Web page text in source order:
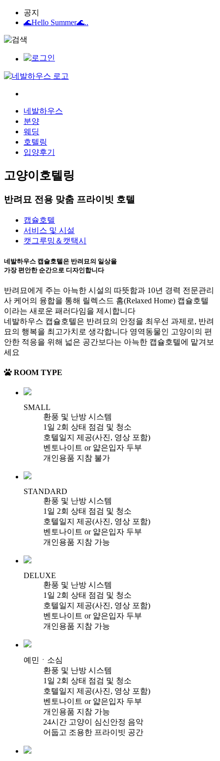
공지
🌊Hello Summer🌊..
네발하우스
분양
웨딩
호텔링
입양후기
고양이 호텔링
반려묘 전용 맞춤 프라이빗 호텔
캡슐호텔
서비스 및 시설
캣그루밍＆캣택시
네발하우스 캡슐호텔은 반려묘의 일상을
가장 편안한 순간으로 디자인합니다
반려묘에게 주는 아늑한 시설의 따뜻함과 10년 경력 전문관리
사 케어의 융합을 통해 릴렉스드 홈(Relaxed Home) 캡슐호텔
이라는 새로운 패러다임을 제시합니다
네발하우스 캡슐호텔은 반려묘의 안정을 최우선 과제로, 반려
묘의 행복을 최고가치로 생각합니다 영역동물인 고양이의 편
안한 적응을 위해 넓은 공간보다는 아늑한 캡슐호텔에 맡겨보
세요
ROOM TYPE
SMALL
환풍 및 난방 시스템
1일 2회 상태 점검 및 청소
호텔일지 제공(사진, 영상 포함)
벤토나이트 or 얇은입자 두부
개인용품 지참 불가
STANDARD
환풍 및 난방 시스템
1일 2회 상태 점검 및 청소
호텔일지 제공(사진, 영상 포함)
벤토나이트 or 얇은입자 두부
개인용품 지참 가능
DELUXE
환풍 및 난방 시스템
1일 2회 상태 점검 및 청소
호텔일지 제공(사진, 영상 포함)
벤토나이트 or 얇은입자 두부
개인용품 지참 가능
예민ㆍ소심
환풍 및 난방 시스템
1일 2회 상태 점검 및 청소
호텔일지 제공(사진, 영상 포함)
벤토나이트 or 얇은입자 두부
개인용품 지참 가능
24시간 고양이 심신안정 음악
어둡고 조용한 프라이빗 공간